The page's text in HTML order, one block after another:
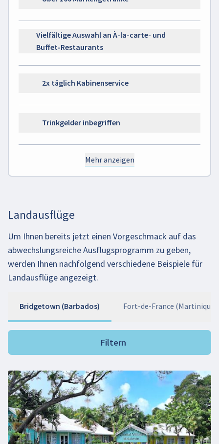
Vielfältige Auswahl an À-la-carte- und
Buffet-Restaurants
2x täglich Kabinenservice
Trinkgelder inbegriffen
Mehr anzeigen
Landausflüge
Um Ihnen bereits jetzt einen Vorgeschmack auf das
abwechslungsreiche Ausflugsprogramm zu geben,
werden Ihnen nachfolgend verschiedene Beispiele für
Landausflüge angezeigt.
Bridgetown (Barbados) Fort-de-France (Martinique)
Filtern